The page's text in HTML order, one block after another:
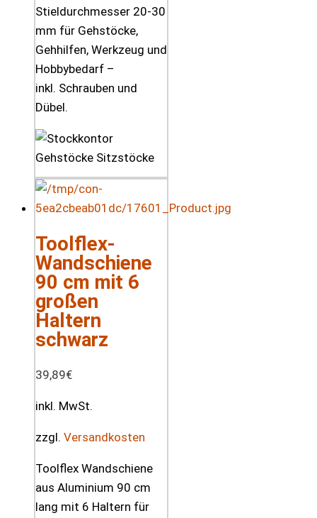
Stieldurchmesser 20-30
mm für Gehstöcke,
Gehhilfen, Werkzeug und
Hobbybedarf –
inkl. Schrauben und
Dübel.
Toolflex-
Wandschiene
90 cm mit 6
großen
Haltern
schwarz
39,89€
inkl. MwSt.
zzgl. Versandkosten
Toolflex Wandschiene
aus Aluminium 90 cm
lang mit 6 Haltern für